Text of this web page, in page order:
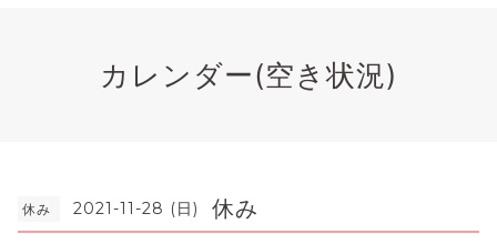
カレンダー(空き状況)
休み 2021-11-28 (日) 休み